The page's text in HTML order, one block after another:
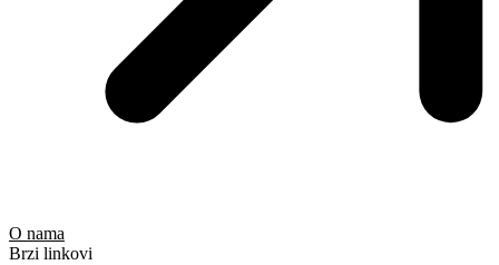
O nama
Brzi linkovi